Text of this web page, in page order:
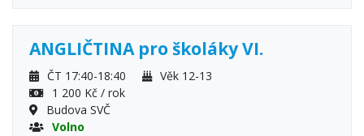
ANGLIČTINA pro školáky VI.
ČT 17:40-18:40
Věk 12-13
1 200 Kč / rok
Budova SVČ
Volno